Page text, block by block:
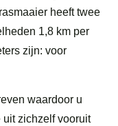
heeft twee
1,8 km per
zijn: voor
waardoor u
uit zichzelf vooruit